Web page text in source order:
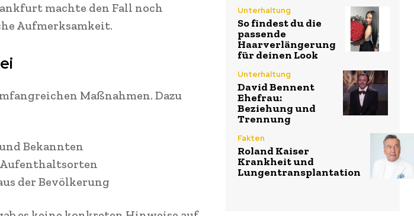
machte den Fall noch
Aufmerksamkeit.
Maßnahmen. Dazu
Bekannten
der Bevölkerung
Unterhaltung
So findest du die
passende
Haarverlängerung
für deinen Look
Unterhaltung
David Bennent
Ehefrau:
Beziehung und
Trennung
Fakten
Roland Kaiser
Krankheit und
Lungentransplantation